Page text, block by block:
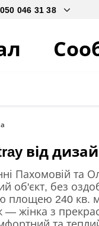
від
Пахомовій та
об'єкт, без
площею 240 кв.
жінка з